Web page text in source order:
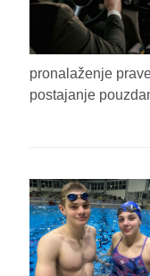
pronalaženje
postajanje